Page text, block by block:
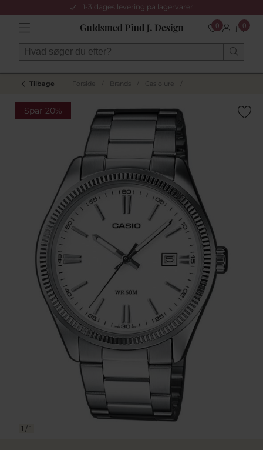
1-3 dages levering på lagervarer
0 0
Tilbage Forside Brands Casio ure
Spar 20%
1 / 1